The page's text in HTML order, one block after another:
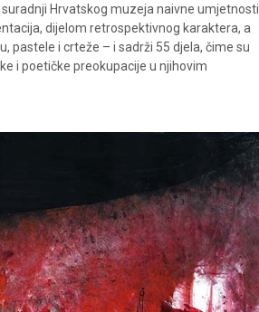
Hrvatskog muzeja naivne umjetnosti
dijelom retrospektivnog karaktera, a
pastele i crteže – i sadrži 55 djela, čime su
i poetičke preokupacije u njihovim